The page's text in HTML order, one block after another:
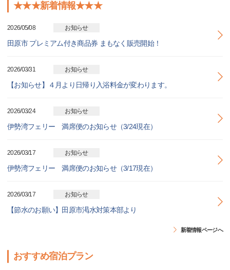
★★★新着情報★★★
2026/05/08 お知らせ
田原市 プレミアム付き商品券 まもなく販売開始！
2026/03/31 お知らせ
【お知らせ】４月より日帰り入浴料金が変わります。
2026/03/24 お知らせ
伊勢湾フェリー 満席便のお知らせ（3/24現在）
2026/03/17 お知らせ
伊勢湾フェリー 満席便のお知らせ（3/17現在）
2026/03/17 お知らせ
【節水のお願い】田原市渇水対策本部より
新着情報ページへ
おすすめ宿泊プラン